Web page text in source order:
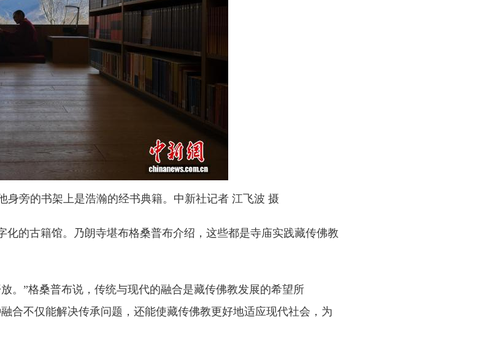
身旁的书架上是浩瀚的经书典籍。中新社记者 江飞波 摄
的古籍馆。乃朗寺堪布格桑普布介绍，这些都是寺庙实践藏传佛教
”格桑普布说，传统与现代的融合是藏传佛教发展的希望所
合不仅能解决传承问题，还能使藏传佛教更好地适应现代社会，为